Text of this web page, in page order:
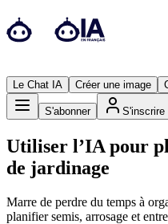
Le Chat IA Créer une image
S'abonner S'inscrire
Utiliser l’IA pour
de jardinage
Marre de perdre du temps à
planifier semis, arrosage et